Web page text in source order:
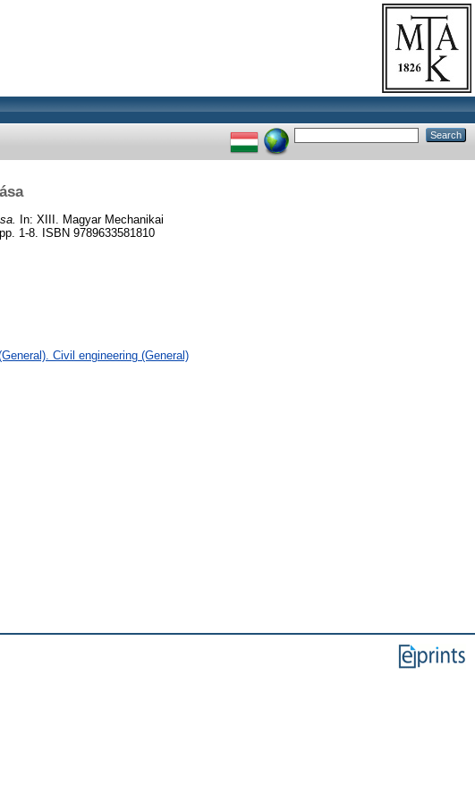
In: XIII. Magyar Mechanikai
1-8. ISBN 9789633581810
Civil engineering (General)